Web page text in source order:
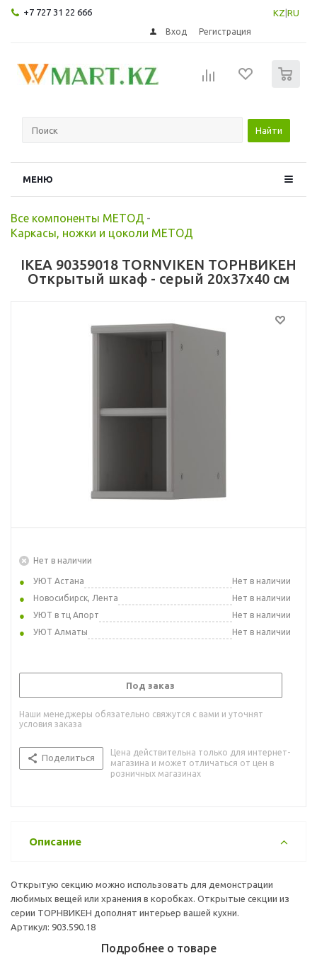
+7 727 31 22 666 KZ RU
Вход Регистрация
Найти
МЕНЮ
Все компоненты МЕТОД -
Каркасы, ножки и цоколи МЕТОД
IKEA 90359018 TORNVIKEN ТОРНВИКЕН
Открытый шкаф - серый 20x37x40 см
Нет в наличии
УЮТ Астана
Нет в наличии
Новосибирск, Лента
Нет в наличии
УЮТ в тц Апорт
Нет в наличии
УЮТ Алматы
Нет в наличии
Под заказ
Наши менеджеры обязательно свяжутся с вами и уточнят
условия заказа
Поделиться
Цена действительна только для интернет-
магазина и может отличаться от цен в
розничных магазинах
Описание
Открытую секцию можно использовать для демонстрации
любимых вещей или хранения в коробках. Открытые секции из
серии ТОРНВИКЕН дополнят интерьер вашей кухни.
Артикул: 903.590.18
Подробнее о товаре